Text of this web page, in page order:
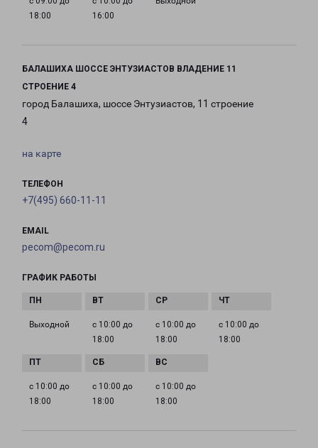
18:00
16:00
БАЛАШИХА ШОССЕ ЭНТУЗИАСТОВ ВЛАДЕНИЕ 11
СТРОЕНИЕ 4
город Балашиха, шоссе Энтузиастов, 11 строение
4
на карте
ТЕЛЕФОН
+7(495) 660-11-11
EMAIL
pecom@pecom.ru
ГРАФИК РАБОТЫ
Выходной
с 10:00 до
18:00
с 10:00 до
18:00
с 10:00 до
18:00
с 10:00 до
18:00
с 10:00 до
18:00
с 10:00 до
18:00